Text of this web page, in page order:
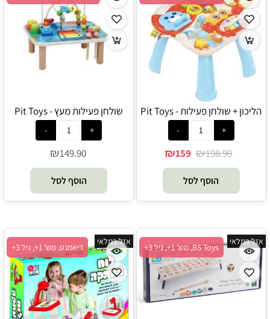
הליכון + שולחן פעילות - Pit Toys
₪198.90
₪159
הוסף לסל
שולחן פעילות מעץ - Pit Toys
₪149.90
הוסף לסל
BS Toys, מש' 1+, גיל 3+
אזל במלאי
דיאמנט, מש' 1+, גיל 3+
אזל במלאי